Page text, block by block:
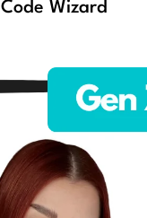
Code Wizard